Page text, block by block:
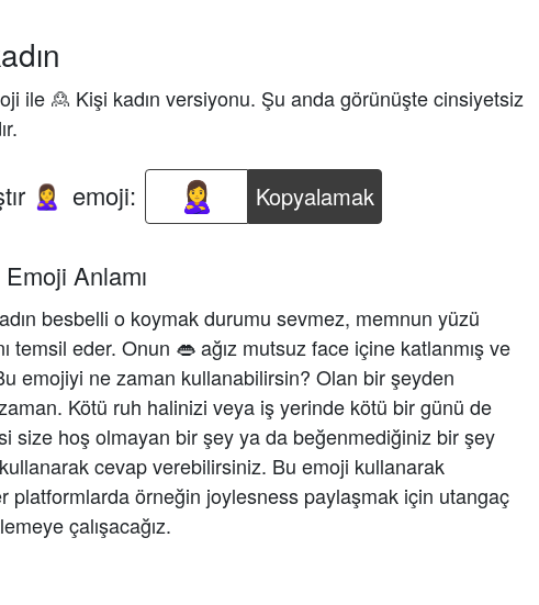
ile 🙎 Kişi kadın versiyonu. Şu anda görünüşte cinsiyetsiz
🙎‍♀️ emoji: Kopyalamak
Emoji Anlamı
besbelli o koymak durumu sevmez, memnun yüzü
temsil eder. Onun 👄 ağız mutsuz face içine katlanmış ve
emojiyi ne zaman kullanabilirsin? Olan bir şeyden
Kötü ruh halinizi veya iş yerinde kötü bir günü de
size hoş olmayan bir şey ya da beğenmediğiniz bir şey
cevap verebilirsiniz. Bu emoji kullanarak
platformlarda örneğin joylesness paylaşmak için utangaç
çalışacağız.